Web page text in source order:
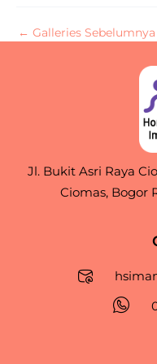
← Galleries Sebelumnya
Jl. Bukit Asri Raya
Ciomas, Bogor